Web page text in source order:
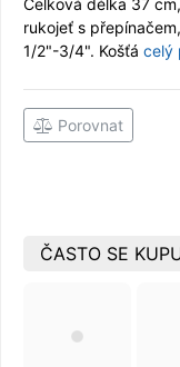
Celková délka 37
rukojeť s
1/2"-3/4". Košťá celý
Porovnat
ČASTO SE